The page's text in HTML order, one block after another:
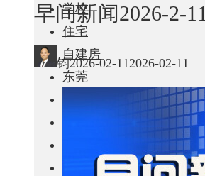
学校
住宅
自建房
东莞
城市更新
早间新闻2026-2-11
钧2026-02-11 2026-02-11